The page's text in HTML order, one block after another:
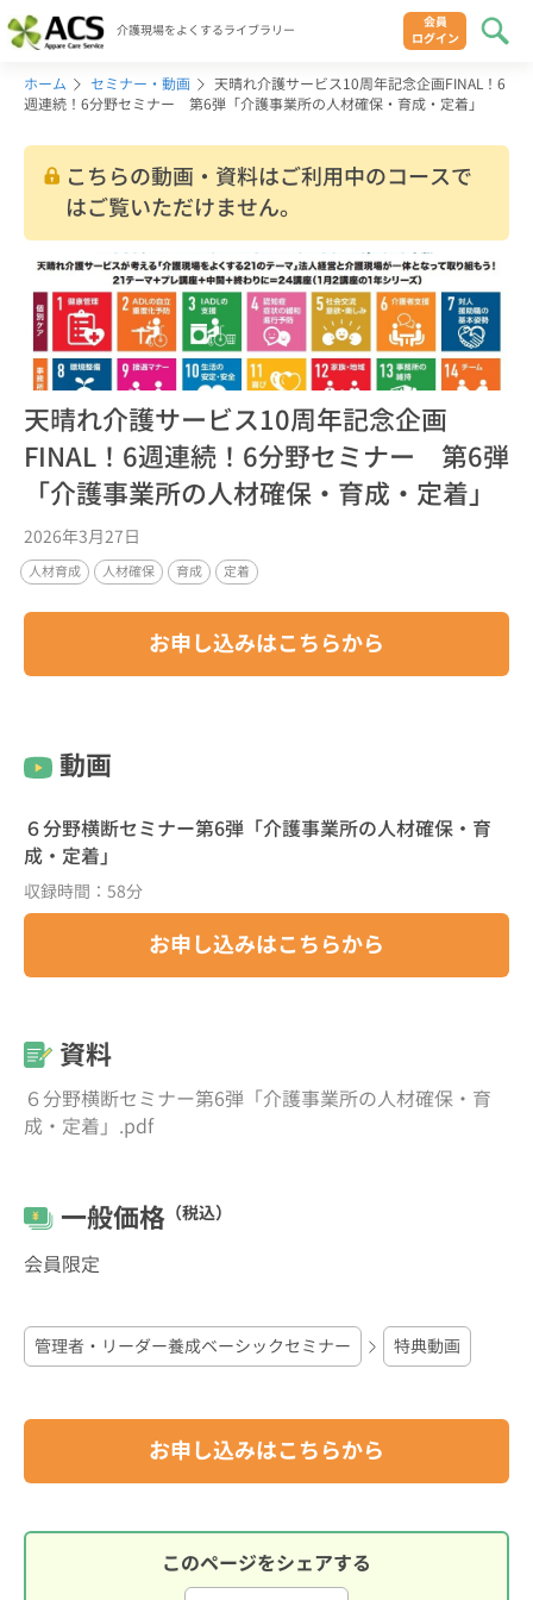
介護現場をよくするライブラリー
会員
ログイン
ホーム セミナー・動画
天晴れ介護サービス10周年記念企画FINAL！6
週連続！6分野セミナー 第6弾「介護事業所の人材確保・育成・定着」
こちらの動画・資料はご利用中のコースで
はご覧いただけません。
天晴れ介護サービス10周年記念企画
FINAL！6週連続！6分野セミナー 第6弾
「介護事業所の人材確保・育成・定着」
2026年3月27日
人材育成 人材確保 育成 定着
お申し込みはこちらから
動画
６分野横断セミナー第6弾「介護事業所の人材確保・育
成・定着」
収録時間：58分
お申し込みはこちらから
資料
６分野横断セミナー第6弾「介護事業所の人材確保・育
成・定着」.pdf
一般価格 （税込）
会員限定
管理者・リーダー養成ベーシックセミナー 特典動画
お申し込みはこちらから
このページをシェアする